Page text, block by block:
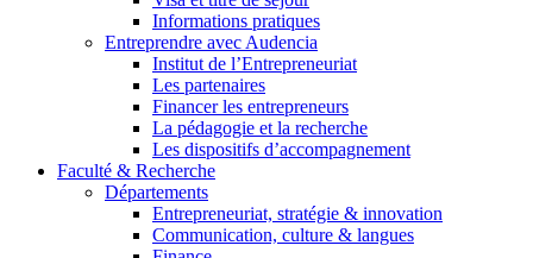
Informations pratiques
Entreprendre avec Audencia
Institut de l’Entrepreneuriat
Les partenaires
Financer les entrepreneurs
La pédagogie et la recherche
Les dispositifs d’accompagnement
Faculté & Recherche
Départements
Entrepreneuriat, stratégie & innovation
Communication, culture & langues